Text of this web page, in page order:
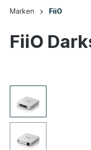
Marken FiiO
FiiO